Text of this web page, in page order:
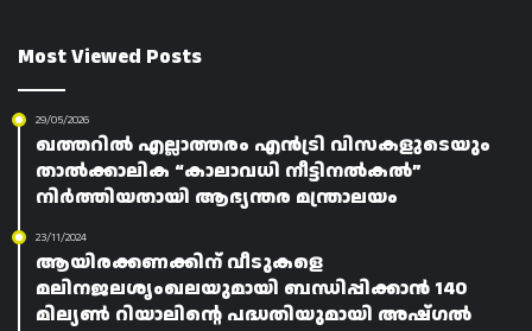
Most Viewed Posts
29/05/2026
ഖത്തറിൽ എല്ലാത്തരം എൻട്രി വിസകളുടെയും
താൽക്കാലിക “കാലാവധി നീട്ടിനൽകൽ”
നിർത്തിയതായി ആഭ്യന്തര മന്ത്രാലയം
23/11/2024
ആയിരക്കണക്കിന് വീടുകളെ
മലിനജലശൃംഖലയുമായി ബന്ധിപ്പിക്കാൻ 140
മില്യൺ റിയാലിന്റെ പദ്ധതിയുമായി അഷ്ഗൽ